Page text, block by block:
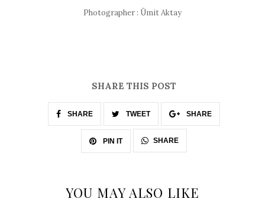
Photographer : Ümit Aktay
SHARE THIS POST
SHARE TWEET SHARE
PIN IT SHARE
YOU MAY ALSO LIKE